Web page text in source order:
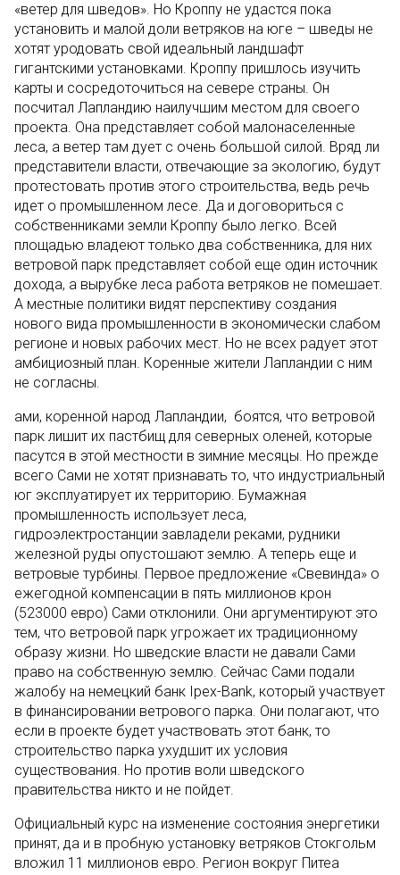
«ветер для шведов». Но Кроппу не удастся пока
установить и малой доли ветряков на юге – шведы не
хотят уродовать свой идеальный ландшафт
гигантскими установками. Кроппу пришлось изучить
карты и сосредоточиться на севере страны. Он
посчитал Лапландию наилучшим местом для своего
проекта. Она представляет собой малонаселенные
леса, а ветер там дует с очень большой силой. Вряд ли
представители власти, отвечающие за экологию, будут
протестовать против этого строительства, ведь речь
идет о промышленном лесе. Да и договориться с
собственниками земли Кроппу было легко. Всей
площадью владеют только два собственника, для них
ветровой парк представляет собой еще один источник
дохода, а вырубке леса работа ветряков не помешает.
А местные политики видят перспективу создания
нового вида промышленности в экономически слабом
регионе и новых рабочих мест. Но не всех радует этот
амбициозный план. Коренные жители Лапландии с ним
не согласны.
ами, коренной народ Лапландии, боятся, что ветровой
парк лишит их пастбищ для северных оленей, которые
пасутся в этой местности в зимние месяцы. Но прежде
всего Сами не хотят признавать то, что индустриальный
юг эксплуатирует их территорию. Бумажная
промышленность использует леса,
гидроэлектростанции завладели реками, рудники
железной руды опустошают землю. А теперь еще и
ветровые турбины. Первое предложение «Свевинда» о
ежегодной компенсации в пять миллионов крон
(523000 евро) Сами отклонили. Они аргументируют это
тем, что ветровой парк угрожает их традиционному
образу жизни. Но шведские власти не давали Сами
право на собственную землю. Сейчас Сами подали
жалобу на немецкий банк Ipex-Bank, который участвует
в финансировании ветрового парка. Они полагают, что
если в проекте будет участвовать этот банк, то
строительство парка ухудшит их условия
существования. Но против воли шведского
правительства никто и не пойдет.
Официальный курс на изменение состояния энергетики
принят, да и в пробную установку ветряков Стокгольм
вложил 11 миллионов евро. Регион вокруг Питеа